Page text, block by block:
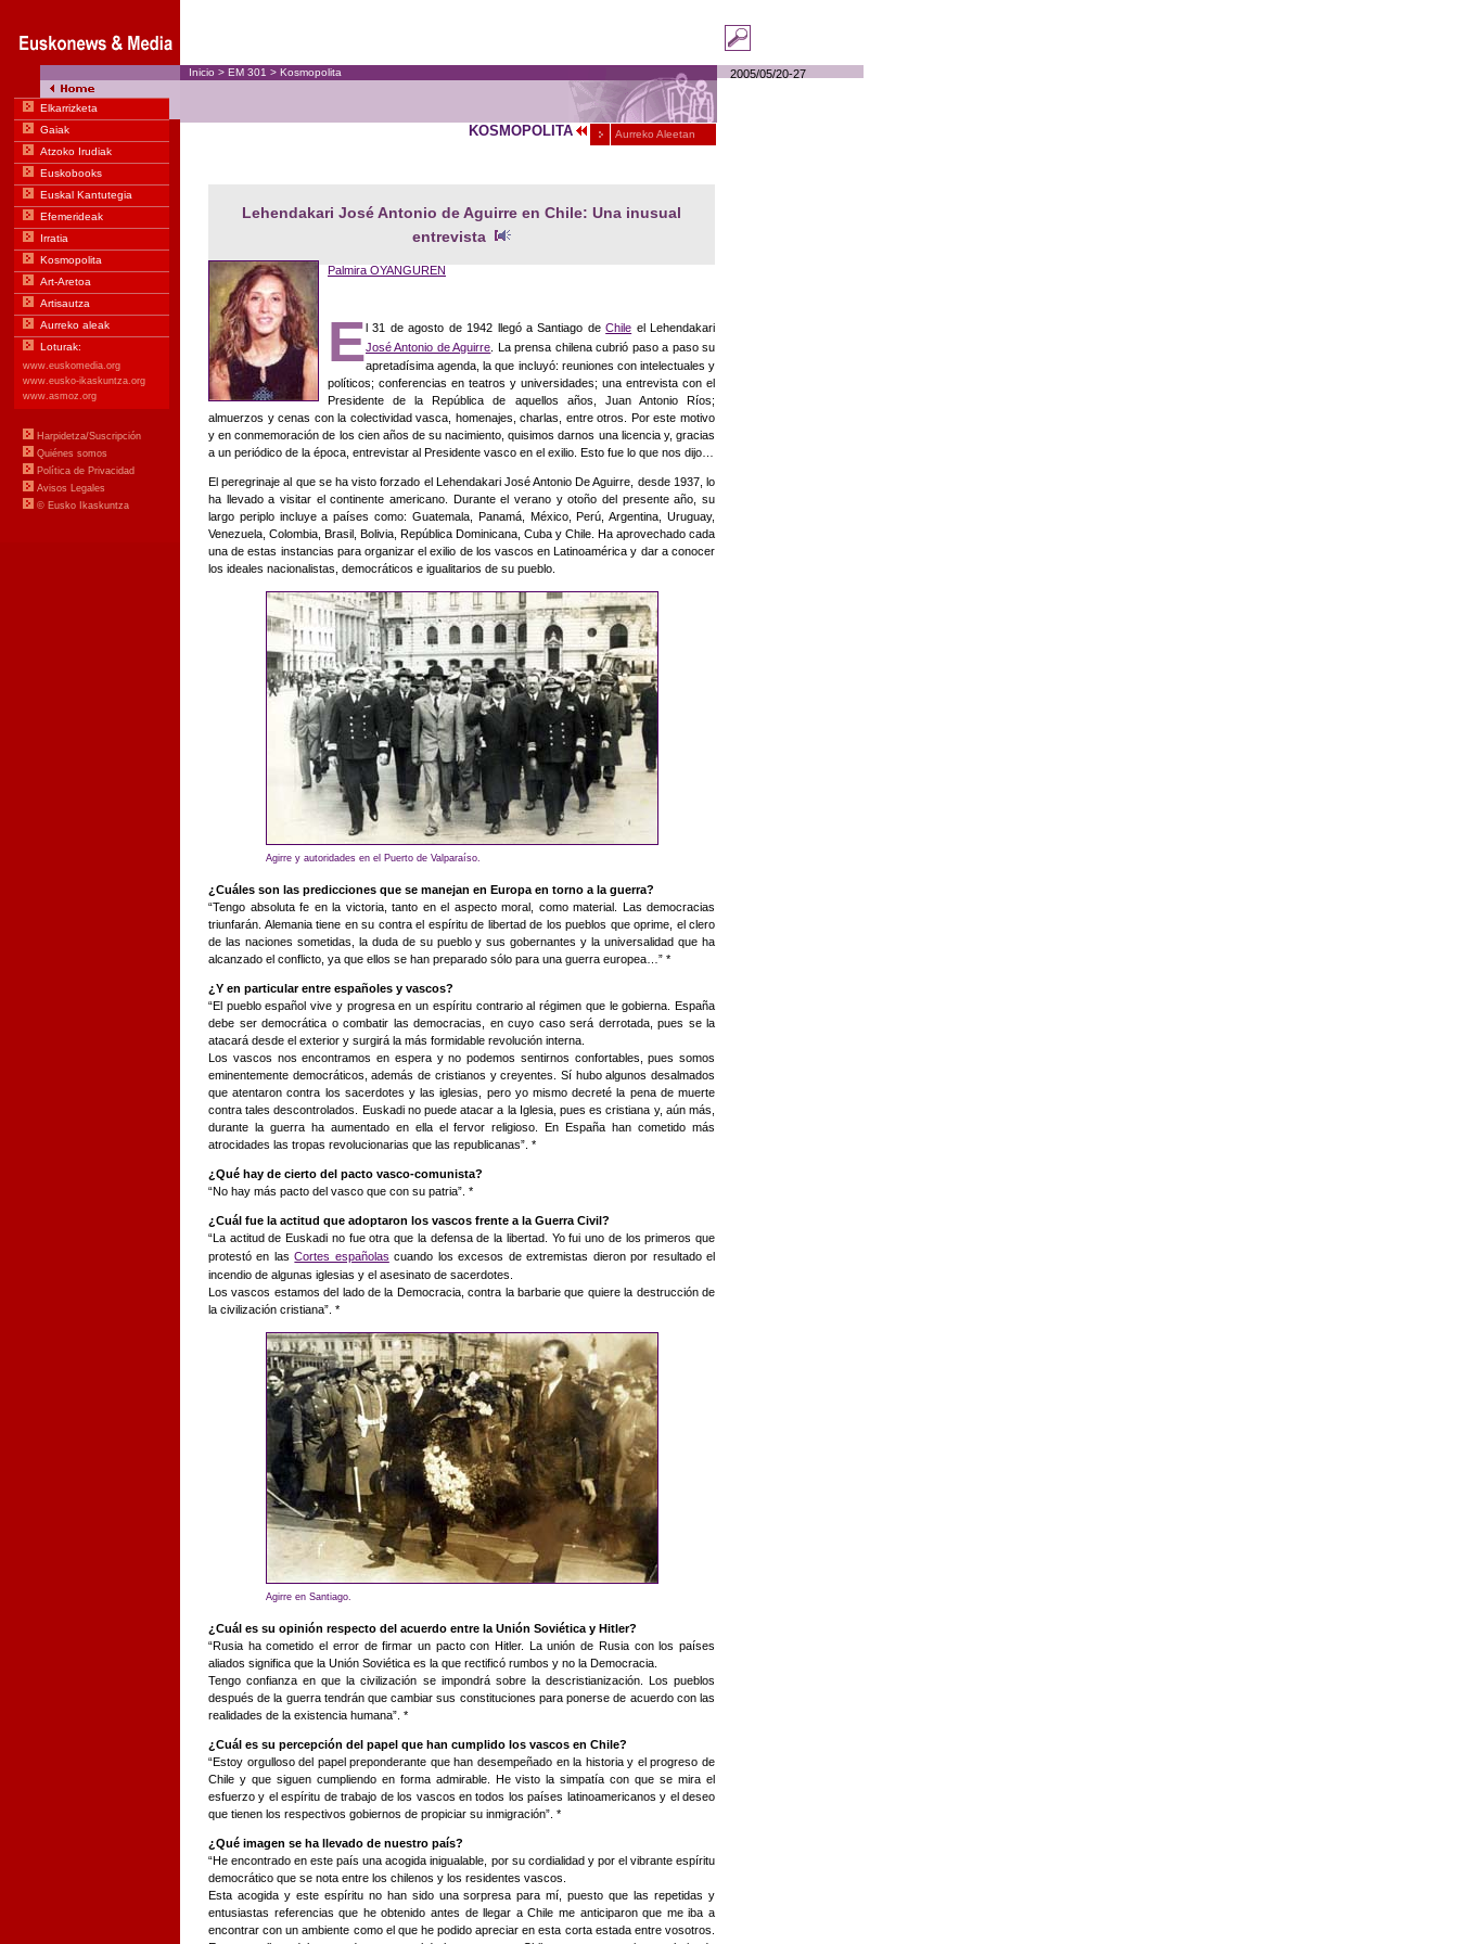
Lehendakari José Antonio de Aguirre en Chile: Una inusual
entrevista
Palmira OYANGUREN
El 31 de agosto de 1942 llegó a Santiago deChile el Lehendakari
José Antonio de Aguirre . La prensa chilena cubrió paso a paso su
apretadísima agenda, la que incluyó: reuniones con intelectuales y
políticos; conferencias en teatros y universidades; una entrevista con el
Presidente de la República de aquellos años, Juan Antonio Ríos;
almuerzos y cenas con la colectividad vasca, homenajes, charlas, entre otros. Por este motivo
y en conmemoración de los cien años de su nacimiento, quisimos darnos una licencia y, gracias
a un periódico de la época, entrevistar al Presidente vasco en el exilio. Esto fue lo que nos dijo…
El peregrinaje al que se ha visto forzado el Lehendakari José Antonio De Aguirre, desde 1937, lo
ha llevado a visitar el continente americano. Durante el verano y otoño del presente año, su
largo periplo incluye a países como: Guatemala, Panamá, México, Perú, Argentina, Uruguay,
Venezuela, Colombia, Brasil, Bolivia, República Dominicana, Cuba y Chile. Ha aprovechado cada
una de estas instancias para organizar el exilio de los vascos en Latinoamérica y dar a conocer
los ideales nacionalistas, democráticos e igualitarios de su pueblo.
Agirre y autoridades en el Puerto de Valparaíso.
¿Cuáles son las predicciones que se manejan en Europa en torno a la guerra?
“Tengo absoluta fe en la victoria, tanto en el aspecto moral, como material. Las democracias
triunfarán. Alemania tiene en su contra el espíritu de libertad de los pueblos que oprime, el clero
de las naciones sometidas, la duda de su pueblo y sus gobernantes y la universalidad que ha
alcanzado el conflicto, ya que ellos se han preparado sólo para una guerra europea…” *
¿Y en particular entre españoles y vascos?
“El pueblo español vive y progresa en un espíritu contrario al régimen que le gobierna. España
debe ser democrática o combatir las democracias, en cuyo caso será derrotada, pues se la
atacará desde el exterior y surgirá la más formidable revolución interna.
Los vascos nos encontramos en espera y no podemos sentirnos confortables, pues somos
eminentemente democráticos, además de cristianos y creyentes. Sí hubo algunos desalmados
que atentaron contra los sacerdotes y las iglesias, pero yo mismo decreté la pena de muerte
contra tales descontrolados. Euskadi no puede atacar a la Iglesia, pues es cristiana y, aún más,
durante la guerra ha aumentado en ella el fervor religioso. En España han cometido más
atrocidades las tropas revolucionarias que las republicanas”. *
¿Qué hay de cierto del pacto vasco-comunista?
“No hay más pacto del vasco que con su patria”. *
¿Cuál fue la actitud que adoptaron los vascos frente a la Guerra Civil?
“La actitud de Euskadi no fue otra que la defensa de la libertad. Yo fui uno de los primeros que
protestó en lasCortes españolas cuando los excesos de extremistas dieron por resultado el
incendio de algunas iglesias y el asesinato de sacerdotes.
Los vascos estamos del lado de la Democracia, contra la barbarie que quiere la destrucción de
la civilización cristiana”. *
Agirre en Santiago.
¿Cuál es su opinión respecto del acuerdo entre la Unión Soviética y Hitler?
“Rusia ha cometido el error de firmar un pacto con Hitler. La unión de Rusia con los países
aliados significa que la Unión Soviética es la que rectificó rumbos y no la Democracia.
Tengo confianza en que la civilización se impondrá sobre la descristianización. Los pueblos
después de la guerra tendrán que cambiar sus constituciones para ponerse de acuerdo con las
realidades de la existencia humana”. *
¿Cuál es su percepción del papel que han cumplido los vascos en Chile?
“Estoy orgulloso del papel preponderante que han desempeñado en la historia y el progreso de
Chile y que siguen cumpliendo en forma admirable. He visto la simpatía con que se mira el
esfuerzo y el espíritu de trabajo de los vascos en todos los países latinoamericanos y el deseo
que tienen los respectivos gobiernos de propiciar su inmigración”. *
¿Qué imagen se ha llevado de nuestro país?
“He encontrado en este país una acogida inigualable, por su cordialidad y por el vibrante espíritu
democrático que se nota entre los chilenos y los residentes vascos.
Esta acogida y este espíritu no han sido una sorpresa para mí, puesto que las repetidas y
entusiastas referencias que he obtenido antes de llegar a Chile me anticiparon que me iba a
encontrar con un ambiente como el que he podido apreciar en esta corta estada entre vosotros.
KOSMOPOLITA Aurreko Aleetan
Inicio > EM 301 > Kosmopolita 2005/05/20-27